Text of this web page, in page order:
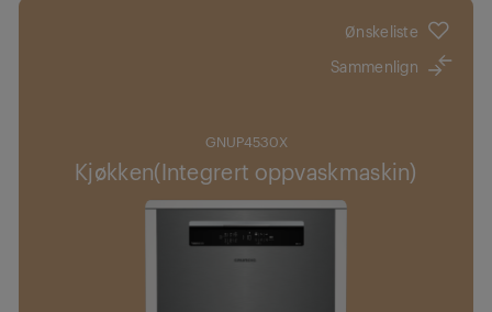
Ønskeliste
Sammenlign
GNUP4530X
Kjøkken(Integrert oppvaskmaskin)